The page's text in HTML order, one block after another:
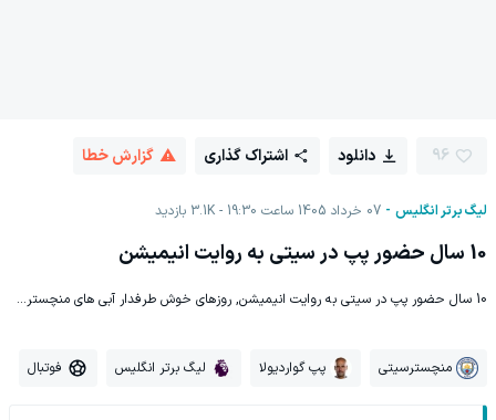
لیگ برتر انگلیس 07 خرداد 1405 ساعت 19:30 3.1K بازدید
96 دانلود اشتراک گذاری گزارش خطا
10 سال حضور پپ در سیتی به روایت انیمیشن
10 سال حضور پپ در سیتی به روایت انیمیشن, روزهای خوش طرفدار آبی های منچستر...
منچسترسیتی پپ گواردیولا لیگ برتر انگلیس فوتبال